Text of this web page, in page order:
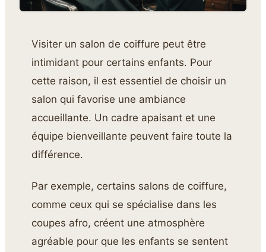
Visiter un salon de coiffure peut être
intimidant pour certains enfants. Pour
cette raison, il est essentiel de choisir un
salon qui favorise une ambiance
accueillante. Un cadre apaisant et une
équipe bienveillante peuvent faire toute la
différence.
Par exemple, certains salons de coiffure,
comme ceux qui se spécialise dans les
coupes afro, créent une atmosphère
agréable pour que les enfants se sentent